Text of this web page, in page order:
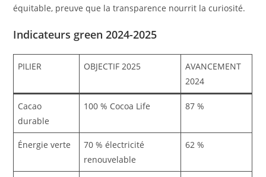
équitable, preuve que la transparence nourrit la curiosité.
Indicateurs green 2024-2025
PILIER OBJECTIF 2025
AVANCEMENT
2024
Cacao
durable
100 % Cocoa Life 87 %
Énergie verte
70 % électricité
renouvelable
62 %